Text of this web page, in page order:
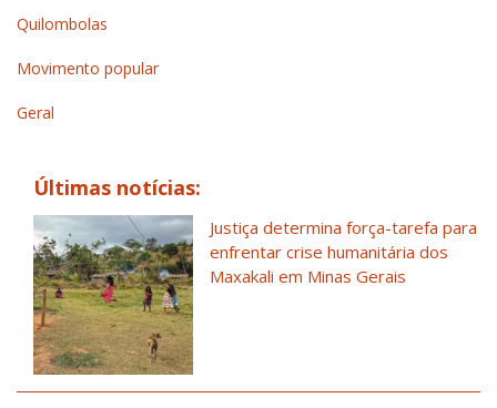
Quilombolas
Movimento popular
Geral
Últimas notícias:
Justiça determina força-tarefa para
enfrentar crise humanitária dos
Maxakali em Minas Gerais